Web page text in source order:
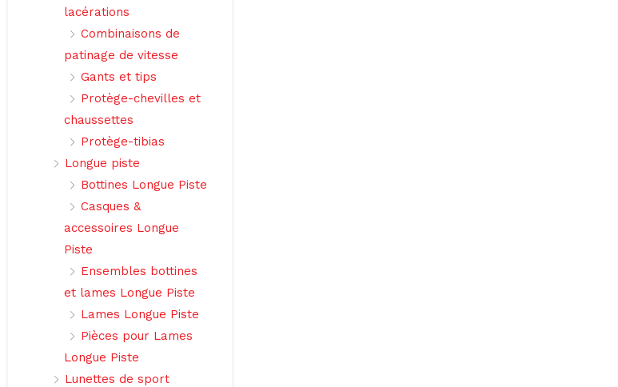
lacérations
Combinaisons de
patinage de vitesse
Gants et tips
Protège-chevilles et
chaussettes
Protège-tibias
Longue piste
Bottines Longue Piste
Casques &
accessoires Longue
Piste
Ensembles bottines
et lames Longue Piste
Lames Longue Piste
Pièces pour Lames
Longue Piste
Lunettes de sport